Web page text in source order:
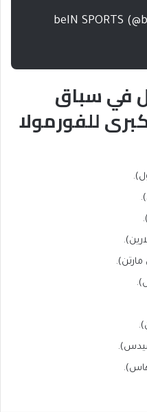
في سباق
للفورمولا
مارتن).
هاس).